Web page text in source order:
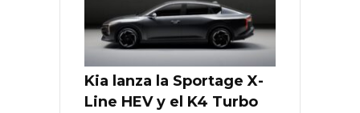
Kia lanza la Sportage X-
Line HEV y el K4 Turbo